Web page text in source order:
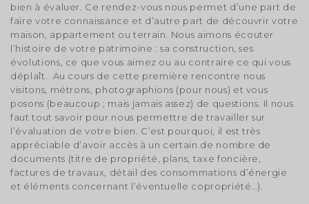
bien à évaluer. Ce rendez-vous nous permet d’une part de
faire votre connaissance et d’autre part de découvrir votre
maison, appartement ou terrain. Nous aimons écouter
l’histoire de votre patrimoine : sa construction, ses
évolutions, ce que vous aimez ou au contraire ce qui vous
déplaît. Au cours de cette première rencontre nous
visitons, métrons, photographions (pour nous) et vous
posons (beaucoup ; mais jamais assez) de questions. Il nous
faut tout savoir pour nous permettre de travailler sur
l’évaluation de votre bien. C’est pourquoi, il est très
appréciable d’avoir accès à un certain de nombre de
documents (titre de propriété, plans, taxe foncière,
factures de travaux, détail des consommations d’énergie
et éléments concernant l’éventuelle copropriété…).